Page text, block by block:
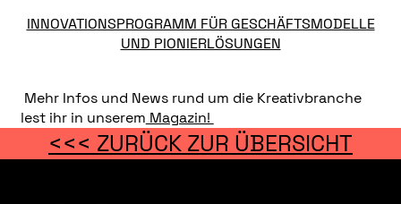
INNOVATIONSPROGRAMM FÜR GESCHÄFTSMODELLE
UND PIONIERLÖSUNGEN
Mehr Infos und News rund um die Kreativbranche
lest ihr in unserem Magazin!
<<< ZURÜCK ZUR ÜBERSICHT